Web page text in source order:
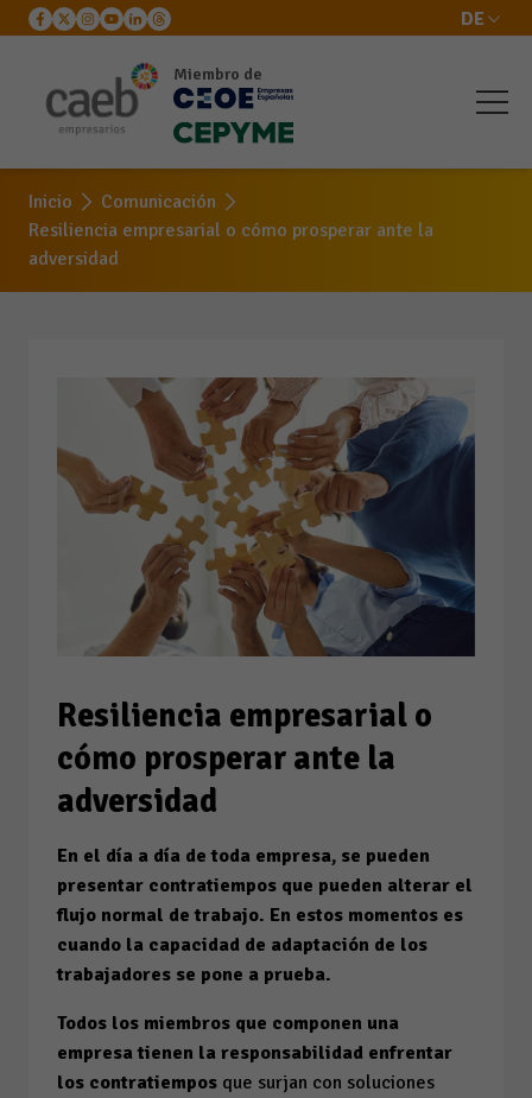
DE
Miembro de
Inicio
Comunicación
Resiliencia empresarial o cómo prosperar ante la
adversidad
Resiliencia empresarial o
cómo prosperar ante la
adversidad
En el día a día de toda empresa, se pueden
presentar contratiempos que pueden alterar el
flujo normal de trabajo. En estos momentos es
cuando la capacidad de adaptación de los
trabajadores se pone a prueba.
Todos los miembros que componen una
empresa tienen la responsabilidad enfrentar
los contratiempos que surjan con soluciones